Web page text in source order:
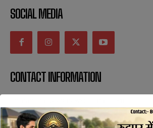
SOCIAL MEDIA
CONTACT INFORMATION
SUBSCRIBE NOW